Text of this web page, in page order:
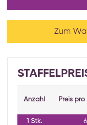
Zum
Anzahl Preis
1 Stk.